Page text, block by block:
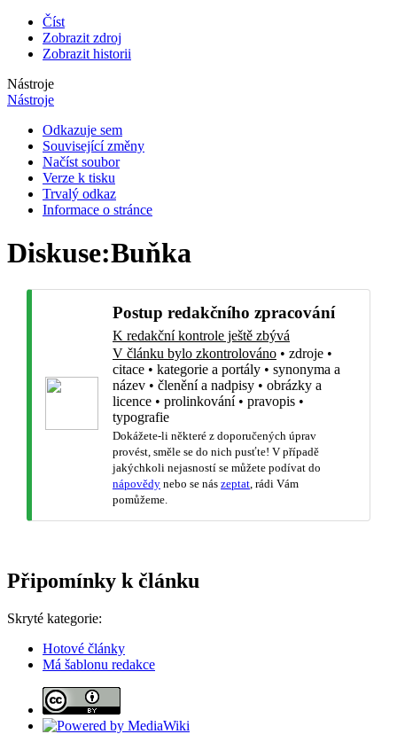
Číst
Zobrazit zdroj
Zobrazit historii
Nástroje
Nástroje
Odkazuje sem
Související změny
Načíst soubor
Verze k tisku
Trvalý odkaz
Informace o stránce
Diskuse:Buňka
Postup redakčního zpracování
K redakční kontrole ještě zbývá
V článku bylo zkontrolováno • zdroje •
citace • kategorie a portály • synonyma a
název • členění a nadpisy • obrázky a
licence • prolinkování• pravopis •
typografie
Dokážete-li některé z doporučených úprav
provést, směle se do nich pusťte! V případě
jakýchkoli nejasností se můžete podívat do
nápovědy nebo se nás zeptat , rádi Vám
pomůžeme.
Připomínky k článku
Skryté kategorie:
Hotové články
Má šablonu redakce